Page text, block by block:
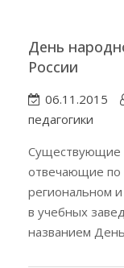
День
России
06.11.2015
педагогики
Существующие
отвечающие по
региональном
в учебных
названием